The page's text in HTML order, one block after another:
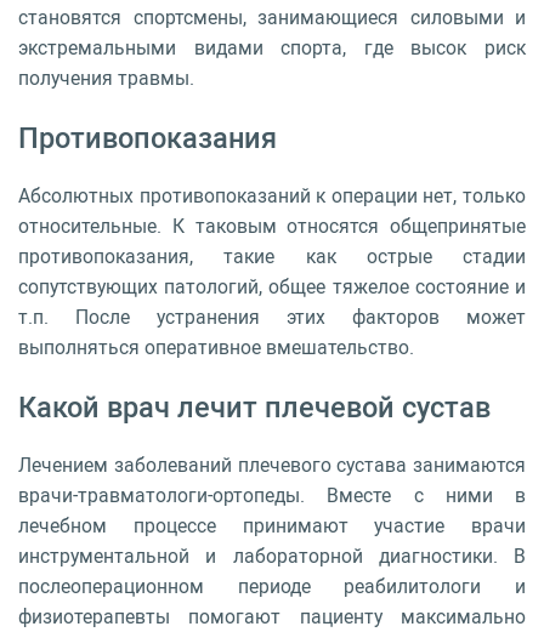
становятся спортсмены, занимающиеся силовыми и
экстремальными видами спорта, где высок риск
получения травмы.
Противопоказания
Абсолютных противопоказаний к операции нет, только
относительные. К таковым относятся общепринятые
противопоказания, такие как острые стадии
сопутствующих патологий, общее тяжелое состояние и
т.п. После устранения этих факторов может
выполняться оперативное вмешательство.
Какой врач лечит плечевой сустав
Лечением заболеваний плечевого сустава занимаются
врачи-травматологи-ортопеды. Вместе с ними в
лечебном процессе принимают участие врачи
инструментальной и лабораторной диагностики. В
послеоперационном периоде реабилитологи и
физиотерапевты помогают пациенту максимально